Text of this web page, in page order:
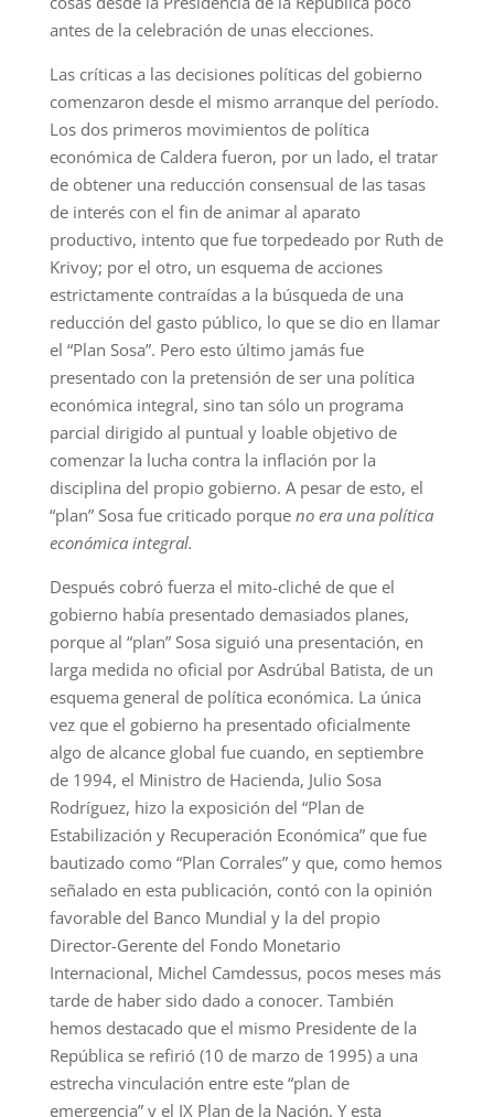
antes de la celebración de unas elecciones.
Las críticas a las decisiones políticas del gobierno
comenzaron desde el mismo arranque del período.
Los dos primeros movimientos de política
económica de Caldera fueron, por un lado, el tratar
de obtener una reducción consensual de las tasas
de interés con el fin de animar al aparato
productivo, intento que fue torpedeado por Ruth de
Krivoy; por el otro, un esquema de acciones
estrictamente contraídas a la búsqueda de una
reducción del gasto público, lo que se dio en llamar
el “Plan Sosa”. Pero esto último jamás fue
presentado con la pretensión de ser una política
económica integral, sino tan sólo un programa
parcial dirigido al puntual y loable objetivo de
comenzar la lucha contra la inflación por la
disciplina del propio gobierno. A pesar de esto, el
“plan” Sosa fue criticado porque no era una política
económica integral.
Después cobró fuerza el mito-cliché de que el
gobierno había presentado demasiados planes,
porque al “plan” Sosa siguió una presentación, en
larga medida no oficial por Asdrúbal Batista, de un
esquema general de política económica. La única
vez que el gobierno ha presentado oficialmente
algo de alcance global fue cuando, en septiembre
de 1994, el Ministro de Hacienda, Julio Sosa
Rodríguez, hizo la exposición del “Plan de
Estabilización y Recuperación Económica” que fue
bautizado como “Plan Corrales” y que, como hemos
señalado en esta publicación, contó con la opinión
favorable del Banco Mundial y la del propio
Director-Gerente del Fondo Monetario
Internacional, Michel Camdessus, pocos meses más
tarde de haber sido dado a conocer. También
hemos destacado que el mismo Presidente de la
República se refirió (10 de marzo de 1995) a una
estrecha vinculación entre este “plan de
emergencia” y el IX Plan de la Nación. Y esta